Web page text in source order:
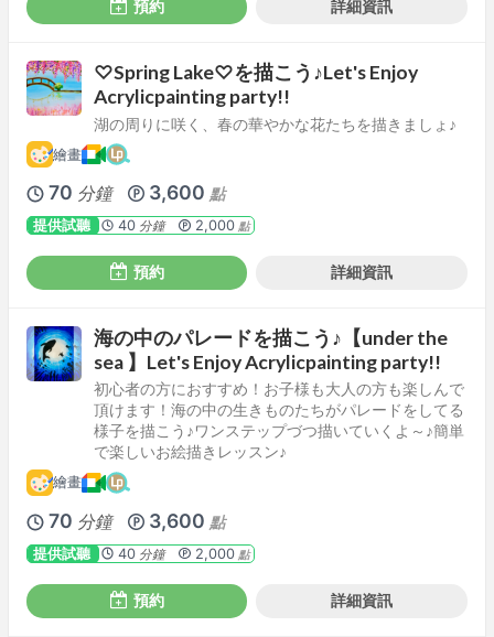
預約 詳細資訊
♡Spring Lake♡を描こう♪Let's Enjoy
Acrylicpainting party!!
湖の周りに咲く、春の華やかな花たちを描きましょ♪
繪畫
70 分鐘 3,600 點
提供試聽 40 分鐘 2,000點
預約 詳細資訊
海の中のパレードを描こう♪【under the
sea 】Let's Enjoy Acrylicpainting party!!
初心者の方におすすめ！お子様も大人の方も楽しんで
頂けます！海の中の生きものたちがパレードをしてる
様子を描こう♪ワンステップづつ描いていくよ～♪簡単
で楽しいお絵描きレッスン♪
繪畫
70 分鐘 3,600 點
提供試聽 40 分鐘 2,000點
預約 詳細資訊